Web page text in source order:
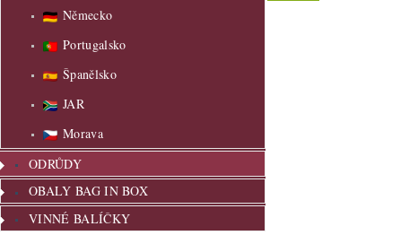
Německo
Portugalsko
Španělsko
JAR
Morava
ODRŮDY
OBALY BAG IN BOX
VINNÉ BALÍČKY